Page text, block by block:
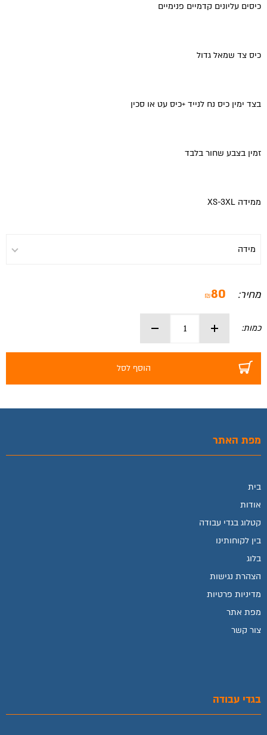
כיסים עליונים קדמיים פנימיים
כיס צד שמאל גדול
בצד ימין כיס נח לנייד +כיס עט או סכין
זמין בצבע שחור בלבד
ממידה XS-3XL
מחיר: 80
₪
כמות:
הוסף לסל
מפת האתר
בית
אודות
קטלוג בגדי עבודה
בין לקוחותינו
בלוג
הצהרת נגישות
מדיניות פרטיות
מפת אתר
צור קשר
בגדי עבודה